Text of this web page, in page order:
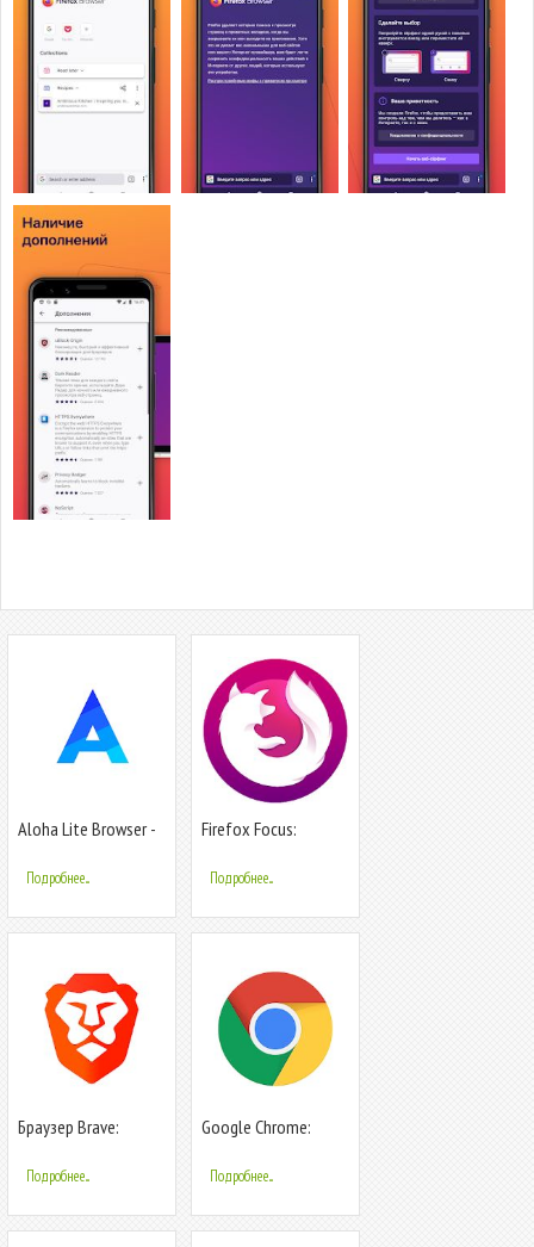
Aloha Lite Browser -
и VPN
Подробнее...
Firefox Focus:
Подробнее...
Браузер Brave:
конфиденциальный
браузер
Подробнее...
Google Chrome:
Подробнее...